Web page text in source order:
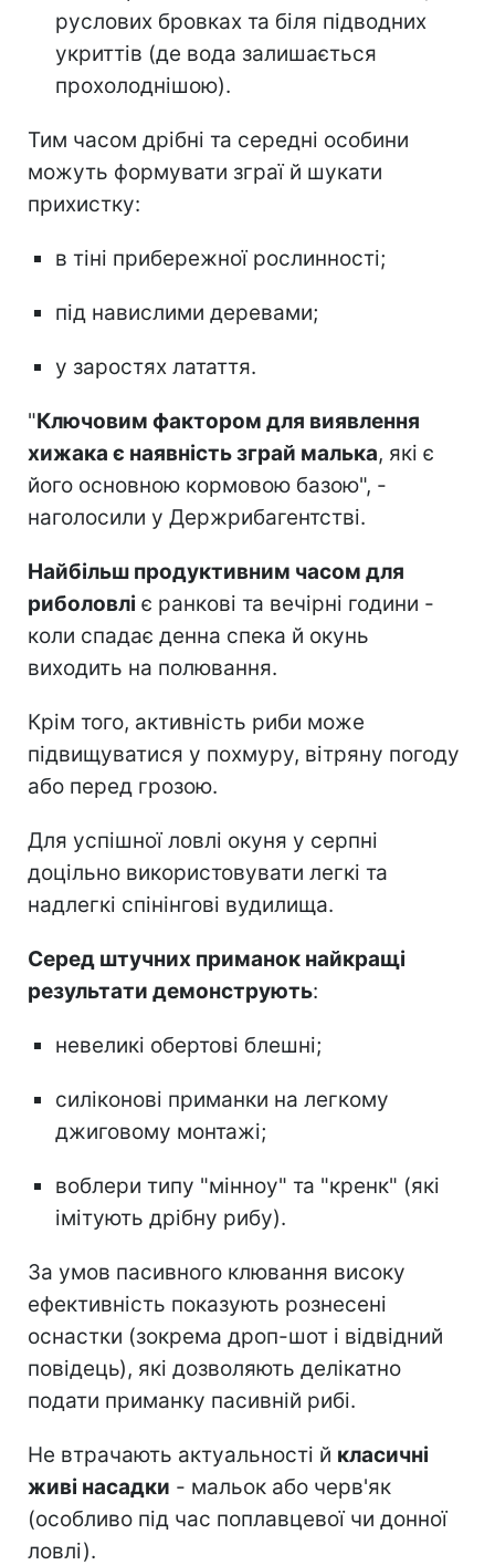
руслових бровках та біля підводних
укриттів (де вода залишається
прохолоднішою).
Тим часом дрібні та середні особини
можуть формувати зграї й шукати
прихистку:
в тіні прибережної рослинності;
під навислими деревами;
у заростях латаття.
"Ключовим фактором для виявлення
хижака є наявність зграй малька, які є
його основною кормовою базою", -
наголосили у Держрибагентстві.
Найбільш продуктивним часом для
риболовлі є ранкові та вечірні години -
коли спадає денна спека й окунь
виходить на полювання.
Крім того, активність риби може
підвищуватися у похмуру, вітряну погоду
або перед грозою.
Для успішної ловлі окуня у серпні
доцільно використовувати легкі та
надлегкі спінінгові вудилища.
Серед штучних приманок найкращі
результати демонструють:
невеликі обертові блешні;
силіконові приманки на легкому
джиговому монтажі;
воблери типу "мінноу" та "кренк" (які
імітують дрібну рибу).
За умов пасивного клювання високу
ефективність показують рознесені
оснастки (зокрема дроп-шот і відвідний
повідець), які дозволяють делікатно
подати приманку пасивній рибі.
Не втрачають актуальності й класичні
живі насадки - мальок або черв'як
(особливо під час поплавцевої чи донної
ловлі).